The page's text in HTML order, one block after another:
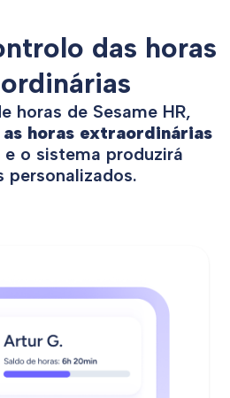
das horas
horas de Sesame HR,
horas extraordinárias
e o sistema produzirá
personalizados.